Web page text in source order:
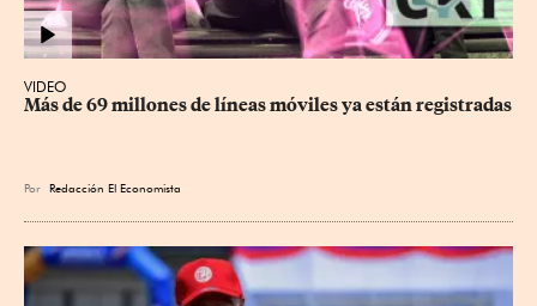
VIDEO
Más de 69 millones de líneas móviles ya están registradas
Por Redacción El Economista